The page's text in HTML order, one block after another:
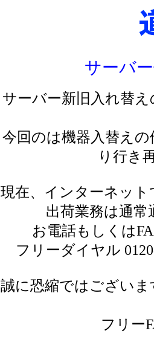
サーバ
サーバー新旧入れ替
今回のは機器入替え
り行き
現在、インターネッ
出荷業務は通
お電話もしくは
フリーダイヤル
誠に恐縮ではござい
フリー